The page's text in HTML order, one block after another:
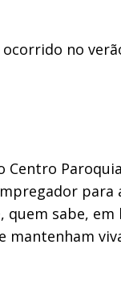
no
Centro
sabe,